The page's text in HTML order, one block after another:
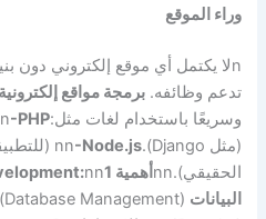
وراء الموقع
n
تدعم وظائفه.برمجة مواقع
وسريعًا باستخدام لغات مثل:-PHP
(مثل Django).
nn-Node.js
الحقيقي).nn أهمية Backend Development: nn
البيانات (Database Management) بكفاءة.